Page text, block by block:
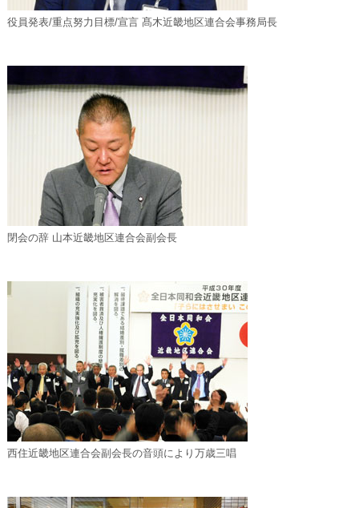
役員発表/重点努力目標/宣言 髙木近畿地区連合会事務局長
閉会の辞 山本近畿地区連合会副会長
西住近畿地区連合会副会長の音頭により万歳三唱